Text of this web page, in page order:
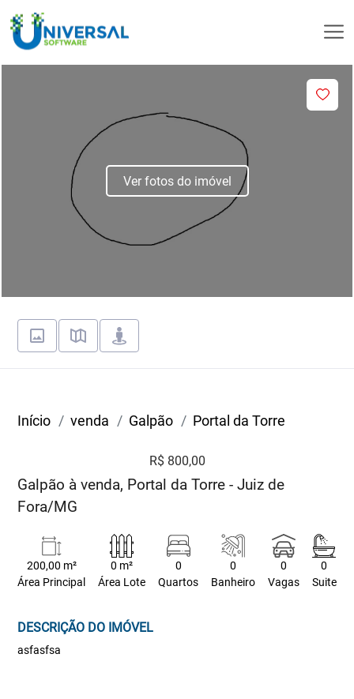
Ver fotos do imóvel
Início venda Galpão Portal da Torre
R$ 800,00
Galpão à venda, Portal da Torre - Juiz de
Fora/MG
200,00 m²
Área Principal
0 m²
Área Lote
0
Quartos
0
Banheiro
0
Vagas
0
Suite
DESCRIÇÃO DO IMÓVEL
asfasfsa